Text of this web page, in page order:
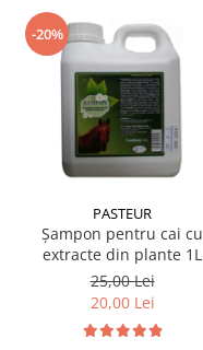
-20%
PASTEUR
Șampon pentru cai cu
extracte din plante 1L
25,00 Lei
20,00 Lei